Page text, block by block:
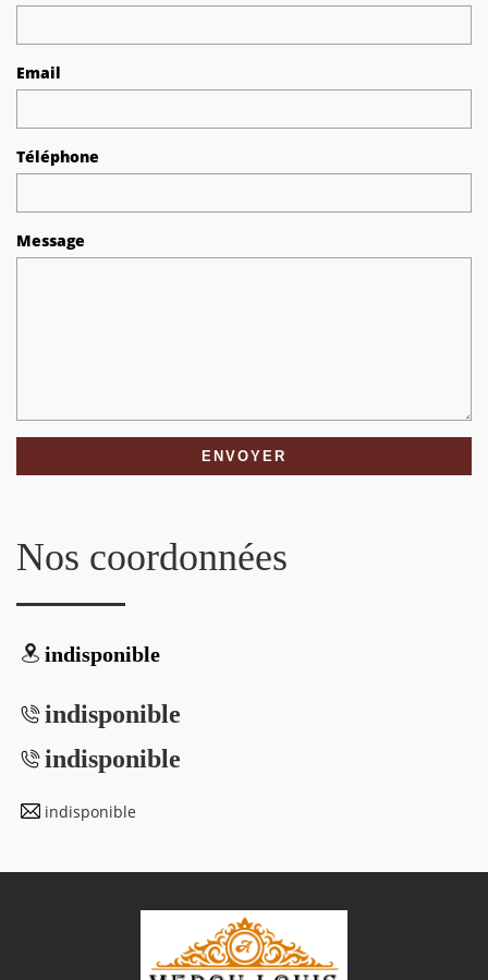
Email
Téléphone
Message
Nos coordonnées
indisponible
indisponible
indisponible
indisponible